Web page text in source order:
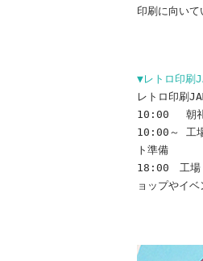
印刷に向い
▼レトロ印刷
レトロ印刷
10:00 朝礼
10:00～ 工
ト準備
18:00 工場
ョップやイ